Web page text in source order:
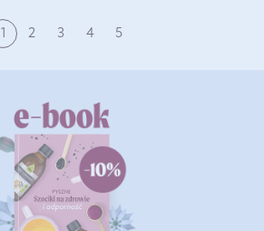
1 2 3 4 5